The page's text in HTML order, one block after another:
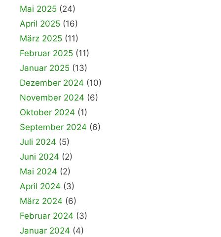
Mai 2025 (24)
April 2025 (16)
März 2025 (11)
Februar 2025 (11)
Januar 2025 (13)
Dezember 2024 (10)
November 2024 (6)
Oktober 2024 (1)
September 2024 (6)
Juli 2024 (5)
Juni 2024 (2)
Mai 2024 (2)
April 2024 (3)
März 2024 (6)
Februar 2024 (3)
Januar 2024 (4)